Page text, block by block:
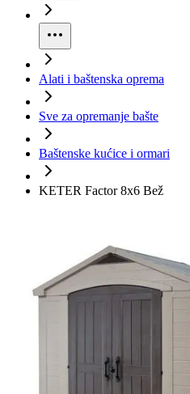
Alati i baštenska oprema
Sve za opremanje bašte
Baštenske kućice i ormari
KETER Factor 8x6 Bež